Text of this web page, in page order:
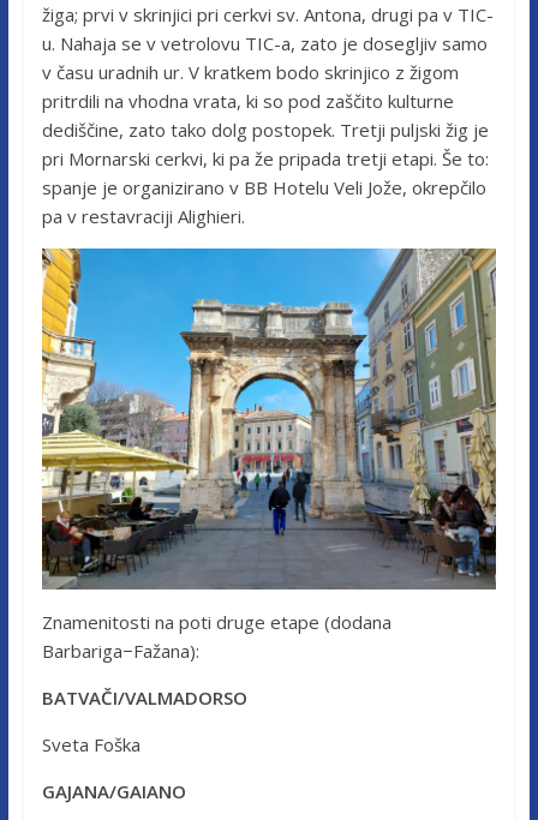
žiga; prvi v skrinjici pri cerkvi sv. Antona, drugi pa v TIC-
u. Nahaja se v vetrolovu TIC-a, zato je dosegljiv samo
v času uradnih ur. V kratkem bodo skrinjico z žigom
pritrdili na vhodna vrata, ki so pod zaščito kulturne
dediščine, zato tako dolg postopek. Tretji puljski žig je
pri Mornarski cerkvi, ki pa že pripada tretji etapi. Še to:
spanje je organizirano v BB Hotelu Veli Jože, okrepčilo
pa v restavraciji Alighieri.
Znamenitosti na poti druge etape (dodana
Barbariga−Fažana):
BATVAČI/VALMADORSO
Sveta Foška
GAJANA/GAIANO